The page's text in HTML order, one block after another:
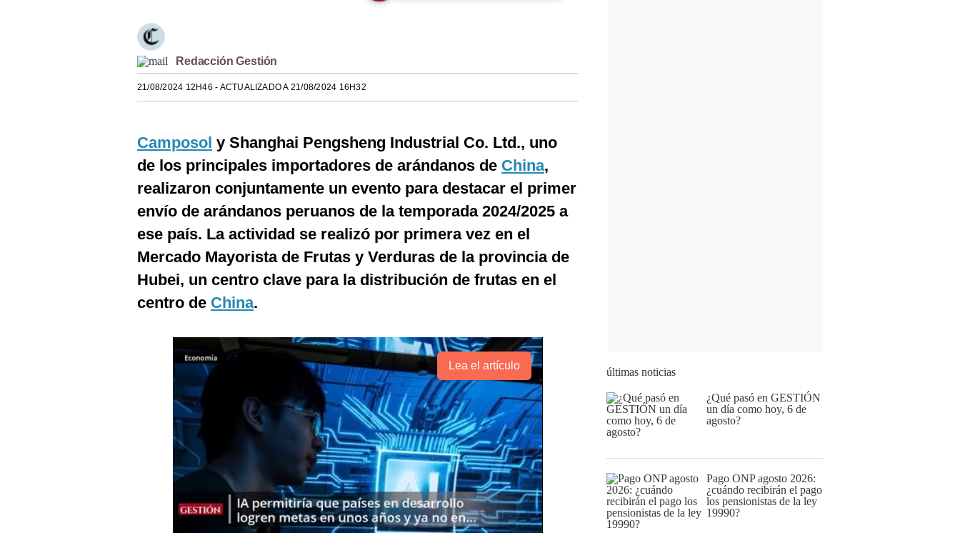
Redacción Gestión
21/08/2024 12H46 - ACTUALIZADO A 21/08/2024 16H32
Camposol y Shanghai Pengsheng Industrial Co. Ltd., uno
de los principales importadores de arándanos de China,
realizaron conjuntamente un evento para destacar el primer
envío de arándanos peruanos de la temporada 2024/2025 a
ese país. La actividad se realizó por primera vez en el
Mercado Mayorista de Frutas y Verduras de la provincia de
Hubei, un centro clave para la distribución de frutas en el
centro de China.
Lea el artículo
últimas noticias
¿Qué pasó en GESTIÓN
un día como hoy, 6 de
agosto?
Pago ONP agosto 2026:
¿cuándo recibirán el pago
los pensionistas de la ley
19990?